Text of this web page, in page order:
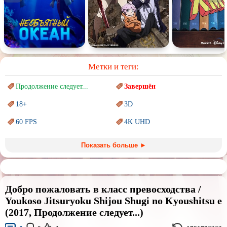
Метки и теги:
Продолжение следует... Завершён
18+ 3D
60 FPS 4K UHD
Marvel PIXAR
Sci-Fi (Научнаяфантастика) Trash (трэш) movies
Авангард иСюрреализм Ангелы и Демоны
Аниме Антиутопия
Показать больше ►
Добро пожаловать в класс превосходства /
Youkoso Jitsuryoku Shijou Shugi no Kyoushitsu e
(2017, Продолжение следует...)